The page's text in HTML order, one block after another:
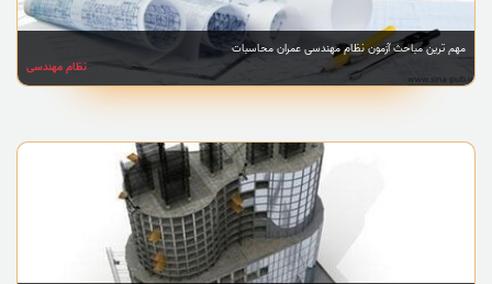
مهم ترین مباحث آزمون نظام مهندسی عمران محاسبات
نظام مهندسی